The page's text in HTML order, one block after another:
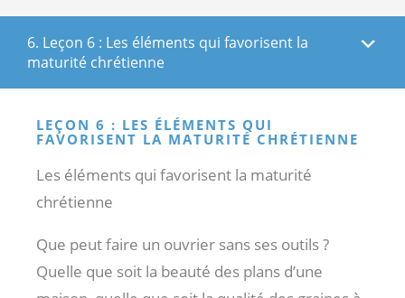
6. Leçon 6 : Les éléments qui favorisent la
maturité chrétienne
LEÇON 6 : LES ÉLÉMENTS QUI
FAVORISENT LA MATURITÉ CHRÉTIENNE
Les éléments qui favorisent la maturité
chrétienne
Que peut faire un ouvrier sans ses outils ?
Quelle que soit la beauté des plans d’une